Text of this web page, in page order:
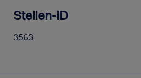
Stellen-ID
3563